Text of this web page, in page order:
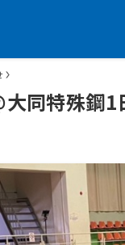
同特殊鋼1